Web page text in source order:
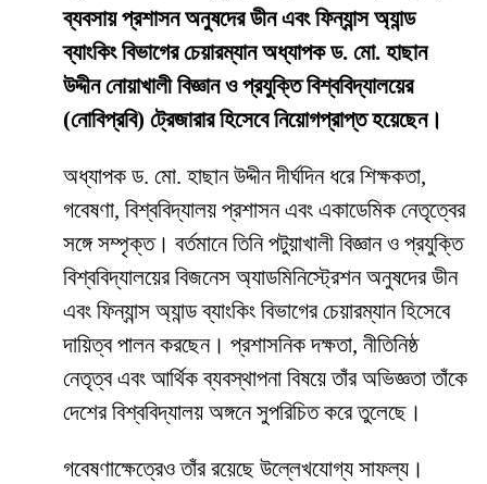
ব্যবসায় প্রশাসন অনুষদের ডীন এবং ফিন্যান্স অ্যান্ড
ব্যাংকিং বিভাগের চেয়ারম্যান অধ্যাপক ড. মো. হাছান
উদ্দীন নোয়াখালী বিজ্ঞান ও প্রযুক্তি বিশ্ববিদ্যালয়ের
(নোবিপ্রবি) ট্রেজারার হিসেবে নিয়োগপ্রাপ্ত হয়েছেন।
অধ্যাপক ড. মো. হাছান উদ্দীন দীর্ঘদিন ধরে শিক্ষকতা,
গবেষণা, বিশ্ববিদ্যালয় প্রশাসন এবং একাডেমিক নেতৃত্বের
সঙ্গে সম্পৃক্ত। বর্তমানে তিনি পটুয়াখালী বিজ্ঞান ও প্রযুক্তি
বিশ্ববিদ্যালয়ের বিজনেস অ্যাডমিনিস্ট্রেশন অনুষদের ডীন
এবং ফিন্যান্স অ্যান্ড ব্যাংকিং বিভাগের চেয়ারম্যান হিসেবে
দায়িত্ব পালন করছেন। প্রশাসনিক দক্ষতা, নীতিনিষ্ঠ
নেতৃত্ব এবং আর্থিক ব্যবস্থাপনা বিষয়ে তাঁর অভিজ্ঞতা তাঁকে
দেশের বিশ্ববিদ্যালয় অঙ্গনে সুপরিচিত করে তুলেছে।
গবেষণাক্ষেত্রেও তাঁর রয়েছে উল্লেখযোগ্য সাফল্য।